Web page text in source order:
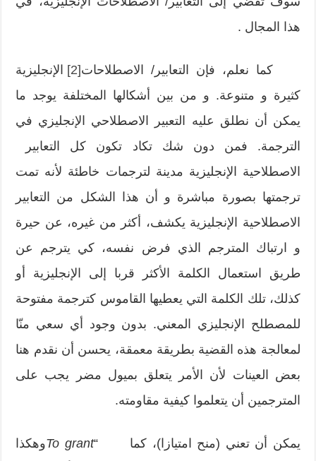
هذا المجال .
كما نعلم، فإن التعابير/ الاصطلاحات[2]
الإنجليزية
كثيرة و متنوعة. و من بين أشكالها المختلفة يوجد ما
يمكن أن نطلق عليه التعبير الاصطلاحي الإنجليزي في
الترجمة. فمن دون شك تكاد تكون كل التعابير
الاصطلاحية الإنجليزية مدينة لترجمات خاطئة لأنه تمت
ترجمتها بصورة مباشرة و أن هذا الشكل من التعابير
الاصطلاحية الإنجليزية يكشف، أكثر من غيره، عن حيرة
و ارتباك المترجم الذي فرض نفسه، كي يترجم عن
طريق استعمال الكلمة الأكثر قربا إلى الإنجليزية أو
كذلك، تلك الكلمة التي يعطيها القاموس كترجمة مفتوحة
للمصطلح الإنجليزي المعني. بدون وجود أي سعي منّا
لمعالجة هذه القضية بطريقة معمقة، يحسن أن نقدم هنا
بعض العينات لأن الأمر يتعلق بميول مضر يجب على
المترجمين أن يتعلموا كيفية مقاومته.
يمكن أن تعني (منح امتيازا)، كما “ To grant
وهكذا